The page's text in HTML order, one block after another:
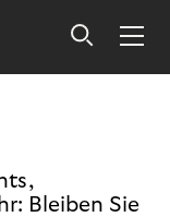
Bleiben Sie